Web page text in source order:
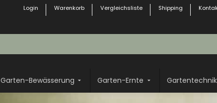
Login Warenkorb Vergleichsliste Shipping
Garten-Bewässerung Garten-Ernte Gartentechnik